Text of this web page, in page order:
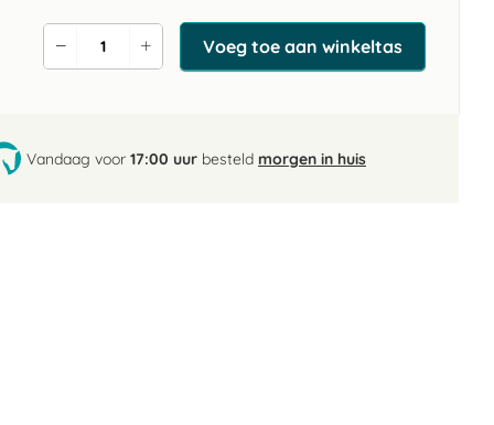
Verhoog
de
Verlaag
de
Voeg toe aan winkeltas
Vandaag voor 17:00 uur besteld morgen in huis